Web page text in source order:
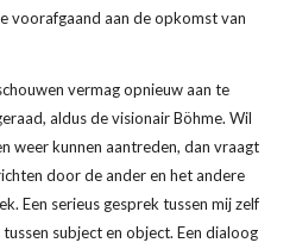
voorafgaand aan de opkomst van
vermag opnieuw aan te
aldus de visionair Böhme. Wil
weer kunnen aantreden, dan vraagt
door de ander en het andere
Een serieus gesprek tussen mij zelf
subject en object. Een dialoog